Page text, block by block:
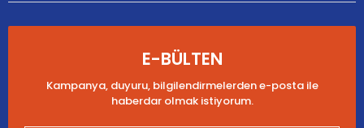
E-BÜLTEN
Kampanya, duyuru, bilgilendirmelerden e-posta ile
haberdar olmak istiyorum.